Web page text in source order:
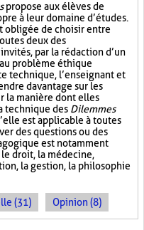
propose aux élèves de
à leur domaine d’études.
obligée de choisir entre
deux des
par la rédaction d’un
problème éthique
technique, l’enseignant et
davantage sur les
la manière dont elles
technique des Dilemmes
est applicable à toutes
des questions ou des
est notamment
droit, la médecine,
la gestion, la philosophie
(31) Opinion (8)